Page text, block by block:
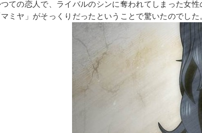
ての恋人で、ライバルのシンに奪われてしまった女
ミヤ」がそっくりだったということで驚いたのでした